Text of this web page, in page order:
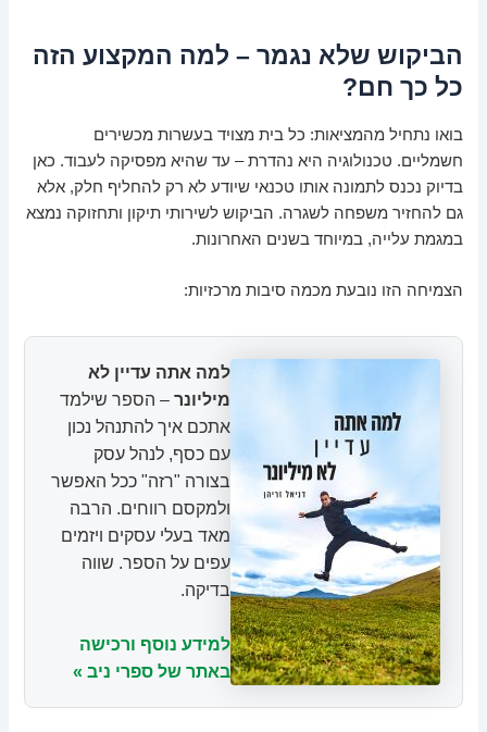
הביקוש שלא נגמר – למה המקצוע הזה
כל כך חם?
בואו נתחיל מהמציאות: כל בית מצויד בעשרות מכשירים
חשמליים. טכנולוגיה היא נהדרת – עד שהיא מפסיקה לעבוד. כאן
בדיוק נכנס לתמונה אותו טכנאי שיודע לא רק להחליף חלק, אלא
גם להחזיר משפחה לשגרה. הביקוש לשירותי תיקון ותחזוקה נמצא
במגמת עלייה, במיוחד בשנים האחרונות.
הצמיחה הזו נובעת מכמה סיבות מרכזיות:
למה אתה עדיין לא
מיליונר – הספר שילמד
אתכם איך להתנהל נכון
עם כסף, לנהל עסק
בצורה "רזה" ככל האפשר
ולמקסם רווחים. הרבה
מאד בעלי עסקים ויזמים
עפים על הספר. שווה
בדיקה.
למידע נוסף ורכישה
באתר של ספרי ניב »